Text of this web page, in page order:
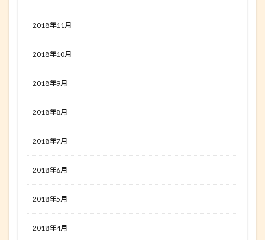
2018年11月
2018年10月
2018年9月
2018年8月
2018年7月
2018年6月
2018年5月
2018年4月